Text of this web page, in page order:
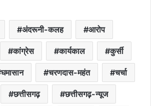
अंदरूनी-कलह आरोप
कांग्रेस कार्यकाल कुर्सी
घमासान चरणदास-महंत चर्चा
छत्तीसगढ़ छत्तीसगढ़-न्यूज